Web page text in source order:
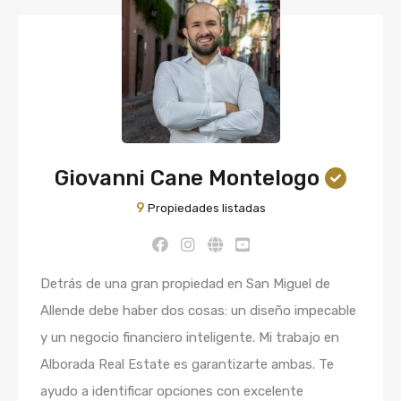
Giovanni Cane Montelogo
9 Propiedades listadas
Detrás de una gran propiedad en San Miguel de
Allende debe haber dos cosas: un diseño impecable
y un negocio financiero inteligente. Mi trabajo en
Alborada Real Estate es garantizarte ambas. Te
ayudo a identificar opciones con excelente